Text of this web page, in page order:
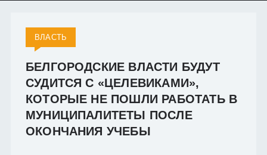
ВЛАСТЬ
БЕЛГОРОДСКИЕ ВЛАСТИ БУДУТ
СУДИТСЯ С «ЦЕЛЕВИКАМИ»,
КОТОРЫЕ НЕ ПОШЛИ РАБОТАТЬ В
МУНИЦИПАЛИТЕТЫ ПОСЛЕ
ОКОНЧАНИЯ УЧЕБЫ